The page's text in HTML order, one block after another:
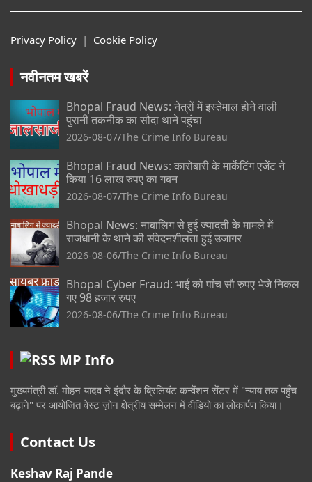
Privacy Policy | Cookie Policy
नवीनतम खबरें
Bhopal Fraud News: नेत्रों में इस्तेमाल होने वाली
पुरानी तकनीक का सौदा थाने पहुंचा
2026-08-07 The Crime Info Bureau
Bhopal Fraud News: कारोबारी के मार्केटिंग एजेंट ने
किया 16 लाख रुपए का गबन
2026-08-07 The Crime Info Bureau
Bhopal News: नाबालिग से हुई ज्यादती के मामले में
राजधानी के थाने की संवेदनशीलता हुई उजागर
2026-08-06 The Crime Info Bureau
Bhopal Cyber Fraud: भाई को पांच सौ रुपए भेजे निकल
गए 98 हजार रुपए
2026-08-06 The Crime Info Bureau
MP Info
मुख्यमंत्री डॉ. मोहन यादव ने इंदौर के ब्रिलियंट कन्वेंशन सेंटर में "न्याय तक पहुँच
बढ़ाने" पर आयोजित वेस्ट ज़ोन क्षेत्रीय सम्मेलन में वीडियो का लोकार्पण किया।
Contact Us
Keshav Raj Pande